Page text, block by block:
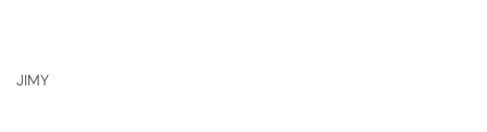
JIMY